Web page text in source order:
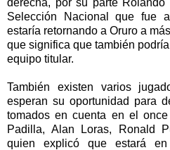
derecha, por su parte
Selección Nacional que fue
estaría retornando a Oruro a
que significa que también
equipo titular.
También existen varios
esperan su oportunidad para
tomados en cuenta en el
Padilla, Alan Loras, Ronald
quien explicó que estará